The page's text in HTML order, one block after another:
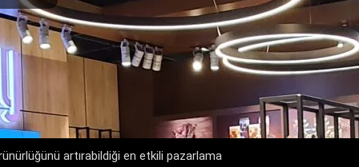
artırabildiği en etkili pazarlama